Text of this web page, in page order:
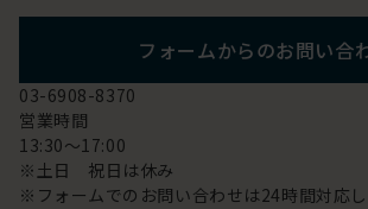
フォームからのお問い合
03-6908-8370
営業時間
13:30～17:00
※土日 祝日は休み
※フォームでのお問い合わせは24時間対応し